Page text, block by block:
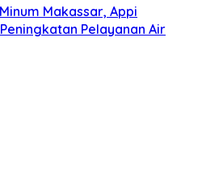
Makassar, Appi
Pelayanan Air